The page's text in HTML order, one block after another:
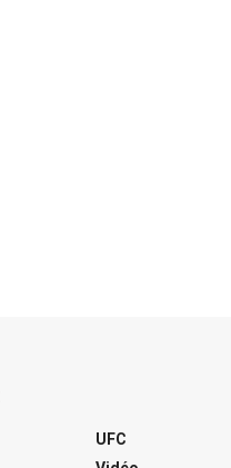
UFC